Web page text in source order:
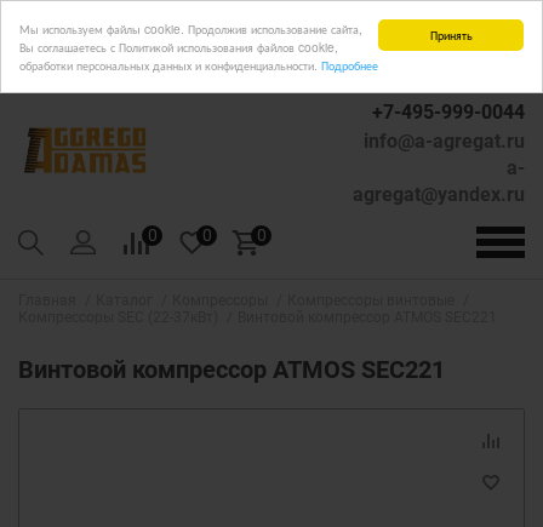
Принять
Мы используем файлы cookie. Продолжив использование сайта,
Вы соглашаетесь с Политикой использования файлов cookie,
обработки персональных данных и конфиденциальности. Подробнее
+7-495-999-0044
info@a-agregat.ru
a-
agregat@yandex.ru
0 0 0
Винтовой компрессор ATMOS SEC221